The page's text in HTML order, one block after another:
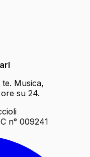
Musica,
su 24.
n° 009241